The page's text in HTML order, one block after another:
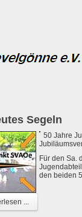
Segeln
50 Jahre
Für den Sa.
den beiden
...